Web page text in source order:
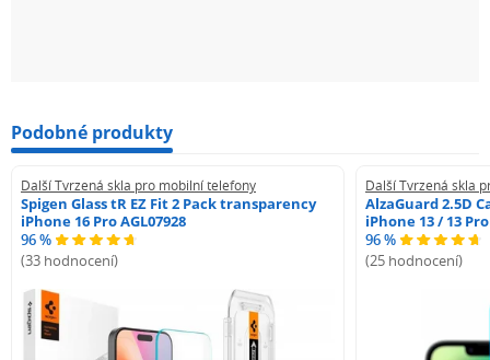
Podobné produkty
Další Tvrzená skla pro mobilní telefony
Spigen Glass tR EZ Fit 2 Pack transparency
iPhone 16 Pro AGL07928
96 %
(33 hodnocení)
Další Tvrzená skla
AlzaGuard 2.5D
iPhone 13 / 13 Pro
96 %
(25 hodnocení)